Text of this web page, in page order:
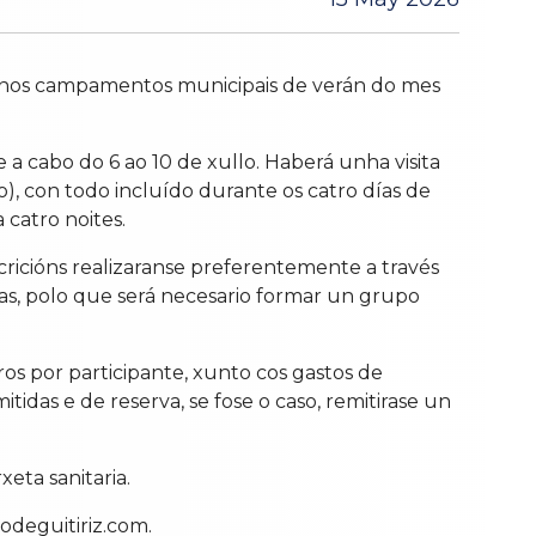
campamentos municipais de verán do mes
cabo do 6 ao 10 de xullo. Haberá unha visita
con todo incluído durante os catro días de
catro noites.
realizaranse preferentemente a través
polo que será necesario formar un grupo
por participante, xunto cos gastos de
e de reserva, se fose o caso, remitirase un
sanitaria.